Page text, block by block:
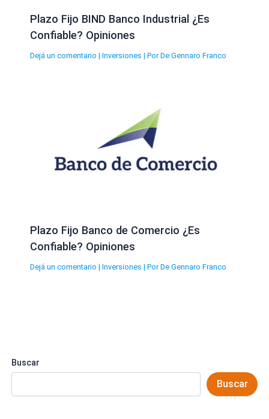
Plazo Fijo BIND Banco Industrial ¿Es
Confiable? Opiniones
Dejá un comentario | Inversiones | Por De Gennaro Franco
Plazo Fijo Banco de Comercio ¿Es
Confiable? Opiniones
Dejá un comentario | Inversiones | Por De Gennaro Franco
Buscar
Buscar